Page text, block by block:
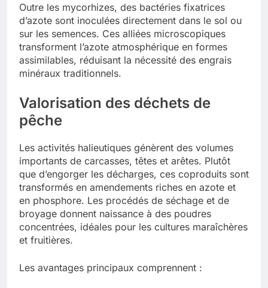
Outre les mycorhizes, des bactéries fixatrices
d’azote sont inoculées directement dans le sol ou
sur les semences. Ces alliées microscopiques
transforment l’azote atmosphérique en formes
assimilables, réduisant la nécessité des engrais
minéraux traditionnels.
Valorisation des déchets de
pêche
Les activités halieutiques génèrent des volumes
importants de carcasses, têtes et arêtes. Plutôt
que d’engorger les décharges, ces coproduits sont
transformés en amendements riches en azote et
en phosphore. Les procédés de séchage et de
broyage donnent naissance à des poudres
concentrées, idéales pour les cultures maraîchères
et fruitières.
Les avantages principaux comprennent :